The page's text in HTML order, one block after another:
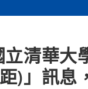
清華大
)」訊息